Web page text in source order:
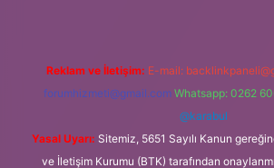
Reklam ve İletişim: E-mail:
forumhizmeti@gmail.com Whatsapp: 0262
@karabul
Yasal Uyarı: Sitemiz, 5651 Sayılı Kanun
ve İletişim Kurumu (BTK) tarafından